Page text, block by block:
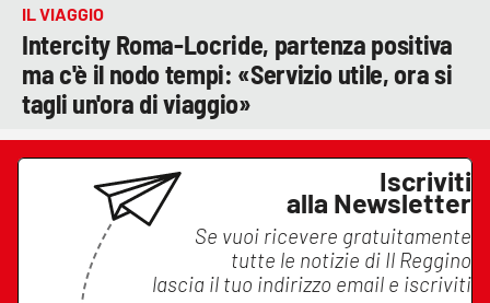
IL VIAGGIO
Intercity Roma-Locride, partenza positiva
ma c'è il nodo tempi: «Servizio utile, ora si
tagli un'ora di viaggio»
Iscriviti
alla Newsletter
Se vuoi ricevere gratuitamente
tutte le notizie di Il Reggino
lascia il tuo indirizzo email e iscriviti